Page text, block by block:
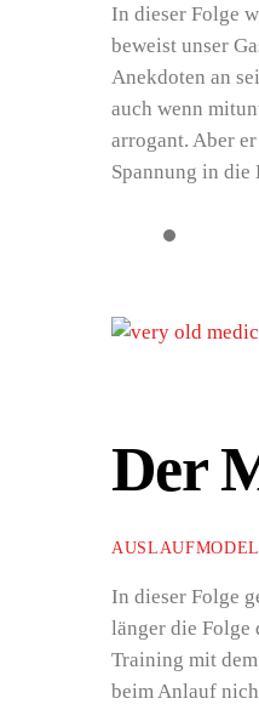
In dieser Folge
beweist unser
Anekdoten an
auch wenn
arrogant. Aber
Spannung in
Der
In dieser Folge
länger die Folge
Training mit
beim Anlauf